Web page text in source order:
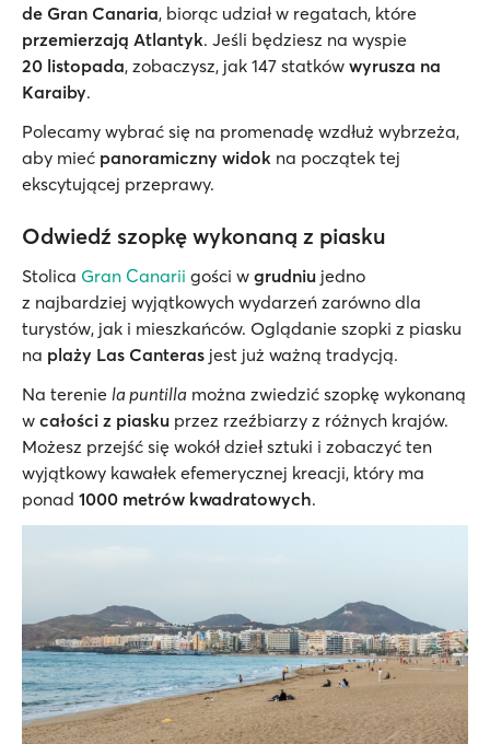
de Gran Canaria, biorąc udział w regatach, które
przemierzają Atlantyk. Jeśli będziesz na wyspie
20 listopada, zobaczysz, jak 147 statków wyrusza na
Karaiby.
Polecamy wybrać się na promenadę wzdłuż wybrzeża,
aby mieć panoramiczny widok na początek tej
ekscytującej przeprawy.
Odwiedź szopkę wykonaną z piasku
Stolica Gran Canarii gości w grudniu jedno
z najbardziej wyjątkowych wydarzeń zarówno dla
turystów, jak i mieszkańców. Oglądanie szopki z piasku
na plaży Las Canteras jest już ważną tradycją.
Na terenie la puntilla można zwiedzić szopkę wykonaną
w całości z piasku przez rzeźbiarzy z różnych krajów.
Możesz przejść się wokół dzieł sztuki i zobaczyć ten
wyjątkowy kawałek efemerycznej kreacji, który ma
ponad 1000 metrów kwadratowych.